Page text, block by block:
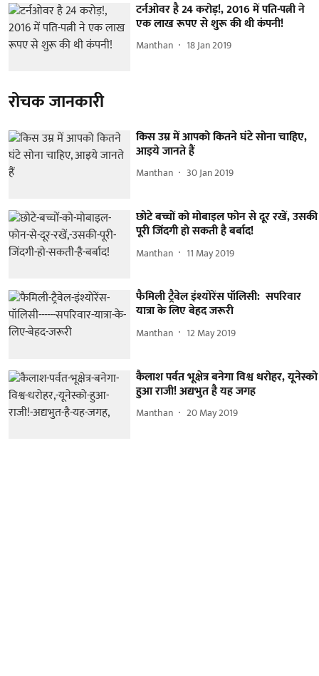
टर्नओवर है 24 करोड़!, 2016 में पति-पत्नी ने
एक लाख रूपए से शुरू की थी कंपनी!
Manthan 18 Jan 2019
रोचक जानकारी
किस उम्र में आपको कितने घंटे सोना चाहिए,
आइये जानते हैं
Manthan 30 Jan 2019
छोटे बच्चों को मोबाइल फोन से दूर रखें, उसकी
पूरी जिंदगी हो सकती है बर्बाद!
Manthan 11 May 2019
फैमिली ट्रैवेल इंश्योरेंस पॉलिसी: सपरिवार
यात्रा के लिए बेहद जरूरी
Manthan 12 May 2019
कैलाश पर्वत भूक्षेत्र बनेगा विश्व धरोहर, यूनेस्को
हुआ राजी! अद्यभुत है यह जगह
Manthan 20 May 2019